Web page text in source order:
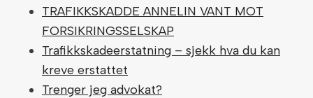
TRAFIKKSKADDE ANNELIN VANT MOT
FORSIKRINGSSELSKAP
Trafikkskadeerstatning – sjekk hva du kan
kreve erstattet
Trenger jeg advokat?